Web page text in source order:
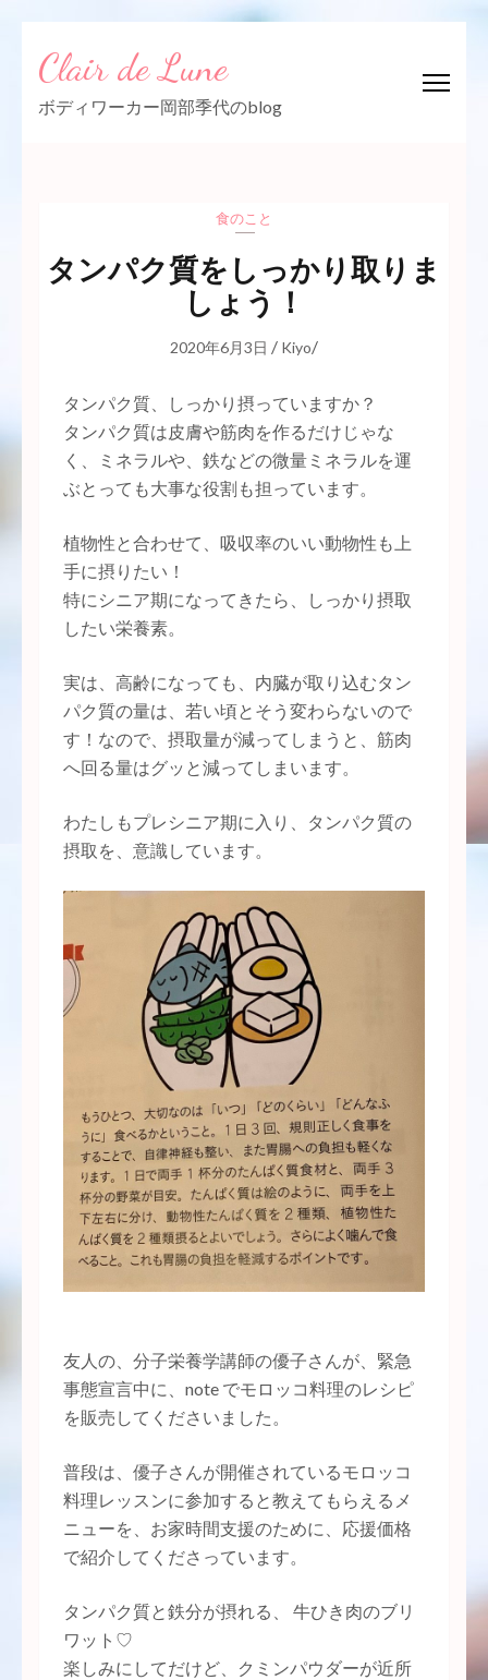
Clair de Lune
ボディワーカー岡部季代のblog
食のこと
タンパク質をしっかり取りま
しょう！
2020年6月3日 / Kiyo/
タンパク質、しっかり摂っていますか？
タンパク質は皮膚や筋肉を作るだけじゃな
く、ミネラルや、鉄などの微量ミネラルを運
ぶとっても大事な役割も担っています。
植物性と合わせて、吸収率のいい動物性も上
手に摂りたい！
特にシニア期になってきたら、しっかり摂取
したい栄養素。
実は、高齢になっても、内臓が取り込むタン
パク質の量は、若い頃とそう変わらないので
す！なので、摂取量が減ってしまうと、筋肉
へ回る量はグッと減ってしまいます。
わたしもプレシニア期に入り、タンパク質の
摂取を、意識しています。
友人の、分子栄養学講師の優子さんが、緊急
事態宣言中に、note でモロッコ料理のレシピ
を販売してくださいました。
普段は、優子さんが開催されているモロッコ
料理レッスンに参加すると教えてもらえるメ
ニューを、お家時間支援のために、応援価格
で紹介してくださっています。
タンパク質と鉄分が摂れる、 牛ひき肉のブリ
ワット♡
楽しみにしてだけど、クミンパウダーが近所